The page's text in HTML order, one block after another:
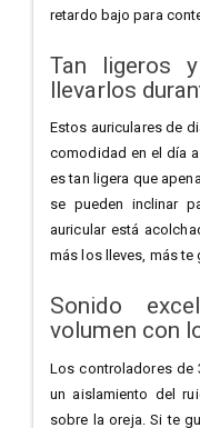
retardo bajo para
Tan ligeros
llevarlos
Estos auriculares de
comodidad en el día
es tan ligera que
se pueden inclinar
auricular está
más los lleves, más te
Sonido
volumen con
Los controladores de
un aislamiento del
sobre la oreja. Si te